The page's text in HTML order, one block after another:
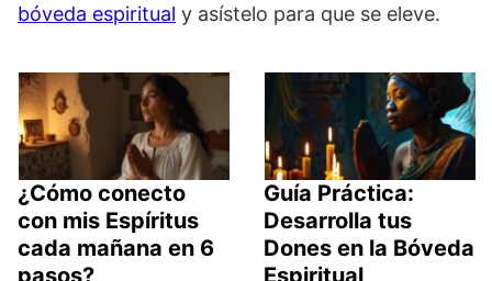
bóveda espiritual y asístelo para que se eleve.
¿Cómo conecto
con mis Espíritus
cada mañana en 6
pasos?
Guía Práctica:
Desarrolla tus
Dones en la Bóveda
Espiritual